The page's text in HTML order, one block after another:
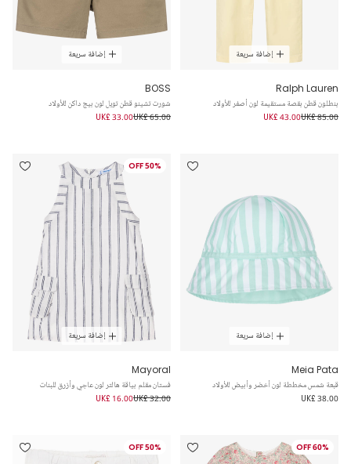
إضافة سريعة
Ralph Lauren
بنطلون قطن بقصة مستقيمة لون أصفر للأولاد
UK£ 85.00
UK£ 43.00
إضافة سريعة
BOSS
شورت تشينو قطن تويل لون بيج داكن للأولاد
UK£ 65.00
UK£ 33.00
إضافة سريعة
Meia Pata
قبعة شمس مخططة لون أخضر وأبيض للأولاد
UK£ 38.00
50% OFF
إضافة سريعة
Mayoral
فستان مقلم بياقة هالتر لون عاجي وأزرق للبنات
UK£ 32.00
UK£ 16.00
60% OFF
50% OFF